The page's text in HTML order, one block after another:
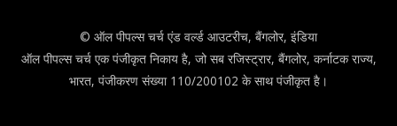
© ऑल पीपल्स चर्च एंड वर्ल्ड आउटरीच, बैंगलोर, इंडिया
ऑल पीपल्स चर्च एक पंजीकृत निकाय है, जो सब रजिस्ट्रार, बैंगलोर, कर्नाटक राज्य,
भारत, पंजीकरण संख्या 110/200102 के साथ पंजीकृत है।